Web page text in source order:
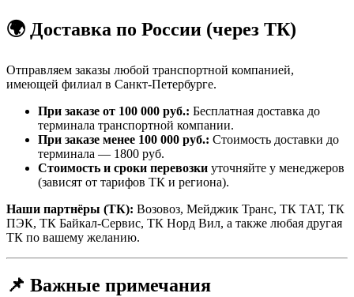
🌍 Доставка по России (через ТК)
Отправляем заказы любой транспортной компанией,
имеющей филиал в Санкт-Петербурге.
При заказе от 100 000 руб.: Бесплатная доставка до
терминала транспортной компании.
При заказе менее 100 000 руб.: Стоимость доставки до
терминала — 1800 руб.
Стоимость и сроки перевозки уточняйте у менеджеров
(зависят от тарифов ТК и региона).
Наши партнёры (ТК): Возовоз, Мейджик Транс, ТК ТАТ, ТК
ПЭК, ТК Байкал-Сервис, ТК Норд Вил, а также любая другая
ТК по вашему желанию.
📌 Важные примечания